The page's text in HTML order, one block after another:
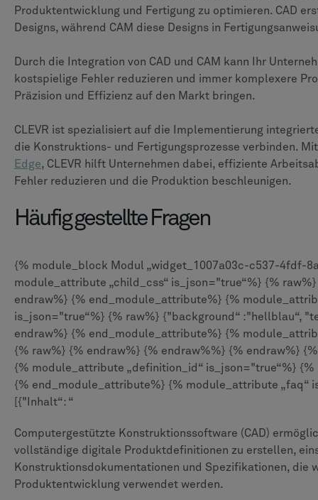
Produktentwicklung und Fertigung zu optimieren. CAD
Designs, während CAM diese Designs in
Durch die Integration von CAD und CAM kann Ihr
kostspielige Fehler reduzieren und immer komplexere
Präzision und Effizienz auf den Markt bringen.
CLEVR ist spezialisiert auf die Implementierung
die Konstruktions- und Fertigungsprozesse verbinden.
Edge, CLEVR hilft Unternehmen dabei, effiziente
Fehler reduzieren und die Produktion beschleunigen.
Häufig gestellte Fragen
{% module_block Modul „widget_1007a03c-c537-4fdf-
module_attribute „child_css“ is_json="true“%} {%
endraw%} {% end_module_attribute%} {%
is_json="true“%} {% raw%} {"background“ :"hellblau“,
endraw%} {% end_module_attribute%} {%
{% raw%} {% endraw%} {% endraw%%} {% endraw%}
{% module_attribute „definition_id“ is_json="true“%}
{% end_module_attribute%} {% module_attribute „faq“
[{"Inhalt“: “
Computergestützte Konstruktionssoftware (CAD)
vollständige digitale Produktdefinitionen zu erstellen,
Konstruktionsdokumentationen und Spezifikationen, die
Produktentwicklung verwendet werden.